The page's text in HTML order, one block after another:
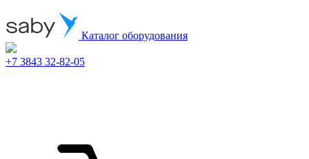
Каталог оборудования
+7 3843 32-82-05